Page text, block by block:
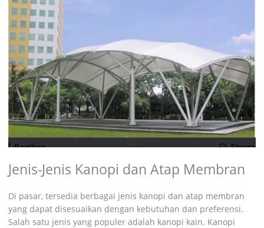
Jenis-Jenis Kanopi dan Atap Membran
Di pasar, tersedia berbagai jenis kanopi dan atap membran
yang dapat disesuaikan dengan kebutuhan dan preferensi.
Salah satu jenis yang populer adalah kanopi kain. Kanopi